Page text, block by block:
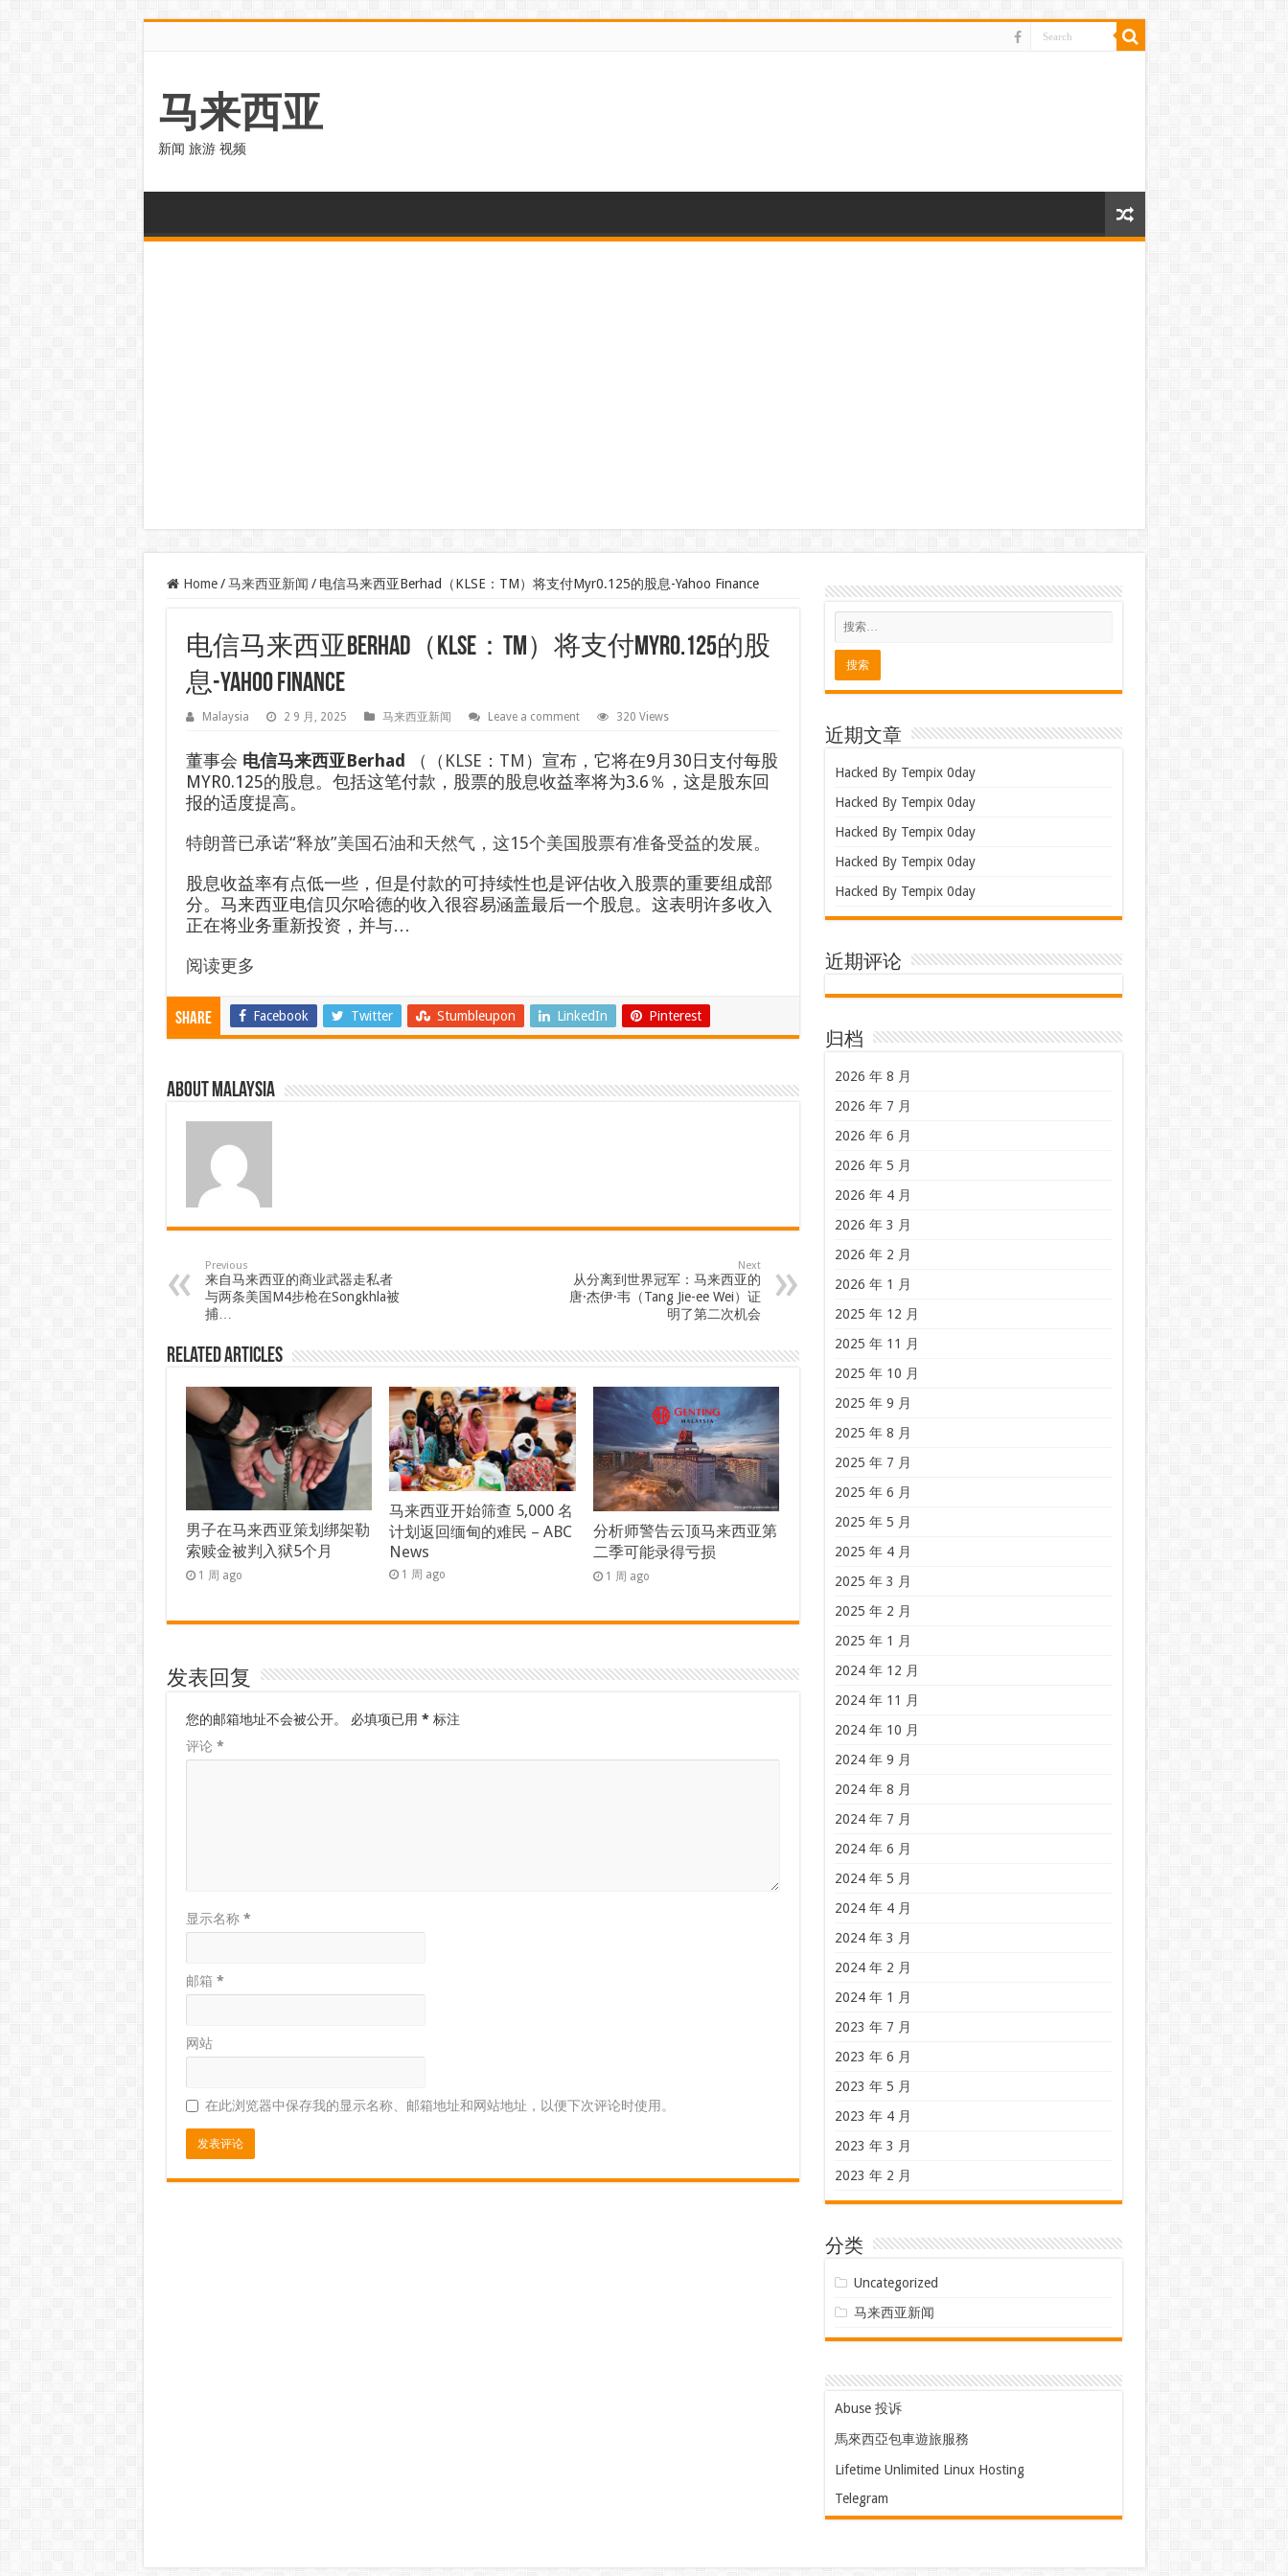
马来西亚
新闻 旅游 视频
Home / 马来西亚新闻 / 电信马来西亚Berhad（KLSE：TM）将支付Myr0.125的股息-Yahoo Finance
电信马来西亚Berhad（KLSE：TM）将支付Myr0.125的股
息-Yahoo Finance
Malaysia 2 9 月, 2025 马来西亚新闻 Leave a comment 320 Views
董事会 电信马来西亚Berhad （（ KLSE：TM ）宣布，它将在9月30日支付每股
MYR0.125的股息。包括这笔付款，股票的股息收益率将为3.6％，这是股东回
报的适度提高。
特朗普已承诺“释放”美国石油和天然气，这15个美国股票有准备受益的发展。
股息收益率有点低一些，但是付款的可持续性也是评估收入股票的重要组成部
分。马来西亚电信贝尔哈德的收入很容易涵盖最后一个股息。这表明许多收入
正在将业务重新投资，并与…
阅读更多
Share Facebook Twitter Stumbleupon LinkedIn Pinterest
About Malaysia
Previous
来自马来西亚的商业武器走私者
与两条美国M4步枪在Songkhla被
捕…
Next
从分离到世界冠军：马来西亚的
唐·杰伊·韦（Tang Jie-ee Wei）证
明了第二次机会
Related Articles
男子在马来西亚策划绑架勒
索赎金被判入狱5个月
1 周 ago
马来西亚开始筛查 5,000 名
计划返回缅甸的难民 – ABC
News
1 周 ago
分析师警告云顶马来西亚第
二季可能录得亏损
1 周 ago
发表回复
您的邮箱地址不会被公开。 必填项已用 * 标注
评论 *
显示名称 *
邮箱 *
网站
在此浏览器中保存我的显示名称、邮箱地址和网站地址，以便下次评论时使用。
近期文章
Hacked By Tempix 0day
Hacked By Tempix 0day
Hacked By Tempix 0day
Hacked By Tempix 0day
Hacked By Tempix 0day
近期评论
归档
2026 年 8 月
2026 年 7 月
2026 年 6 月
2026 年 5 月
2026 年 4 月
2026 年 3 月
2026 年 2 月
2026 年 1 月
2025 年 12 月
2025 年 11 月
2025 年 10 月
2025 年 9 月
2025 年 8 月
2025 年 7 月
2025 年 6 月
2025 年 5 月
2025 年 4 月
2025 年 3 月
2025 年 2 月
2025 年 1 月
2024 年 12 月
2024 年 11 月
2024 年 10 月
2024 年 9 月
2024 年 8 月
2024 年 7 月
2024 年 6 月
2024 年 5 月
2024 年 4 月
2024 年 3 月
2024 年 2 月
2024 年 1 月
2023 年 7 月
2023 年 6 月
2023 年 5 月
2023 年 4 月
2023 年 3 月
2023 年 2 月
分类
Uncategorized
马来西亚新闻
Abuse 投诉
馬來西亞包車遊旅服務
Lifetime Unlimited Linux Hosting
Telegram